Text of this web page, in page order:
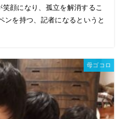
顔になり、孤立を解消するこ
ンを持つ、記者になるというと
母ゴコロ